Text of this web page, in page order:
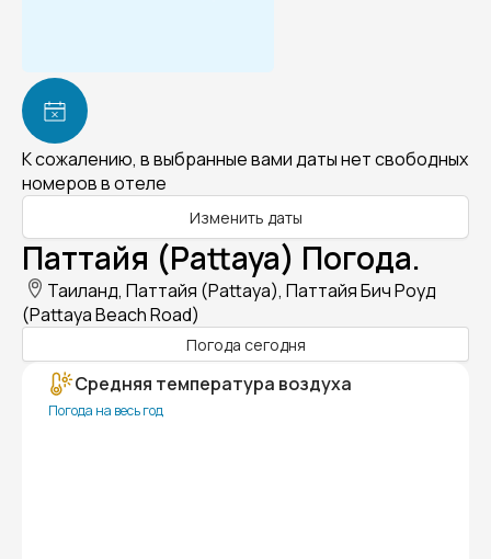
К сожалению, в выбранные вами даты нет свободных
номеров в отеле
Изменить даты
Паттайя (Pattaya) Погода.
Таиланд, Паттайя (Pattaya), Паттайя Бич Роуд
(Pattaya Beach Road)
Погода сегодня
Средняя температура воздуха
Погода на весь год